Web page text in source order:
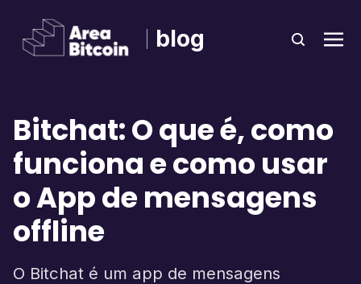
blog
Bitchat: O que é, como
funciona e como usar
o App de mensagens
offline
O Bitchat é um app de mensagens